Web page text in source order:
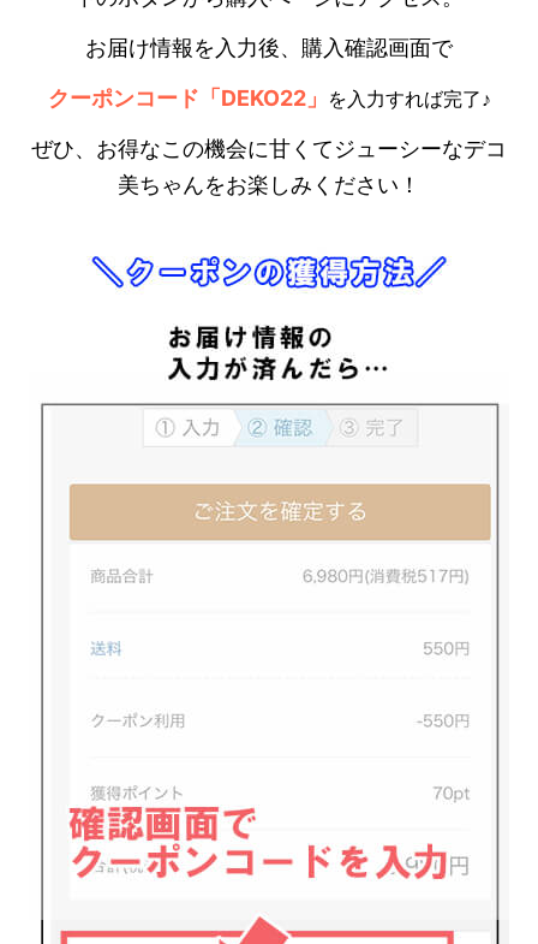
お届け情報を入力後、購入確認画面で
クーポンコード「DEKO22」 を入力すれば完了♪
ぜひ、お得なこの機会に甘くてジューシーなデコ
美ちゃんをお楽しみください！